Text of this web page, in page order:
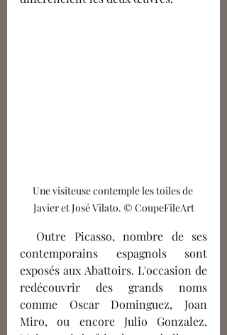
Une visiteuse contemple les toiles de
Javier et José Vilato. © CoupeFileArt
contemporains espagnols sont
exposés aux Abattoirs. L'occasion de
redécouvrir des grands noms
comme Oscar Dominguez, Joan
Miro, ou encore Julio Gonzalez.